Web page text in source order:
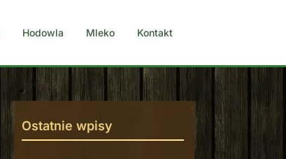
Hodowla Mleko Kontakt
Ostatnie wpisy